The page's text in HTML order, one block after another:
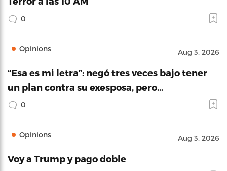
0
Opinions Aug 3, 2026
“Esa es mi letra”: negó tres veces bajo tener
un plan contra su exesposa, pero…
0
Opinions Aug 3, 2026
Voy a Trump y pago doble